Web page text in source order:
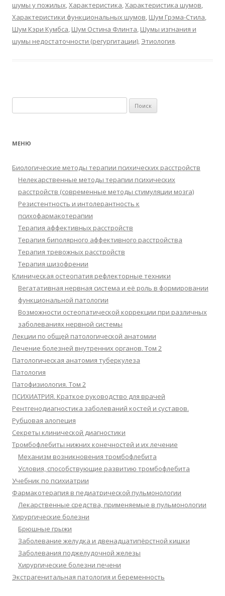
шумы у пожилых,Характеристика,Характеристика шумов,
Характеристики функциональных шумов, Шум Грэма-Стила,
Шум Кэри Кумбса, Шум Остина Флинта, Шумы изгнания и
шумы недостаточности (регургитации), Этиология.
МЕНЮ
Биологические методы терапии психических расстройств
Нелекарственные методы терапии психических
расстройств (современные методы стимуляции мозга)
Резистентность и интолерантность к
психофармакотерапии
Терапия аффективных расстройств
Терапия биполярного аффективного расстройства
Терапия тревожных расстройств
Терапия шизофрении
Клиническая остеопатия рефлекторные техники
Вегатативная нервная система и её роль в формировании
функциональной патологии
Возможности остеопатической коррекции при различных
заболеваниях нервной системы
Лекции по общей патологической анатомии
Лечение болезней внутренних органов. Том 2
Патологическая анатомия туберкулеза
Патология
Патофизиология. Том 2
ПСИХИАТРИЯ. Краткое руководство для врачей
Рентгенодиагностика заболеваний костей и суставов.
Рубцовая алопеция
Секреты клинической диагностики
Тромбофлебиты нижних конечностей и их лечение
Механизм возникновения тромбофлебита
Условия, способствующие развитию тромбофлебита
Учебник по психиатрии
Фармакотерапия в педиатрической пульмонологии
Лекарственные средства, применяемые в пульмонологии
Хирургические болезни
Брюшные грыжи
Заболевание желудка и двенадцатипёрстной кишки
Заболевания поджелудочной железы
Хирургические болезни печени
Экстрагенитальная патология и беременность